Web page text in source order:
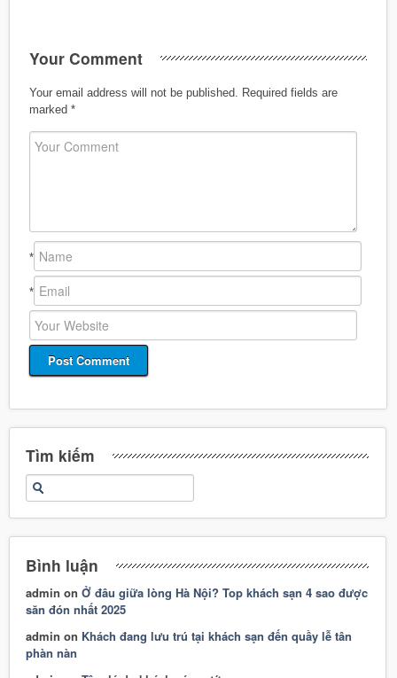
Your Comment
Your email address will not be published.
Required fields are
marked *
*
*
Tìm kiếm
Bình luận
admin onỞ đâu giữa lòng Hà Nội? Top khách sạn 4 sao được
săn đón nhất 2025
admin on Khách đang lưu trú tại khách sạn đến quầy lễ tân
phàn nàn